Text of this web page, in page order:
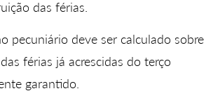
das férias.
pecuniário deve ser calculado sobre
das férias já acrescidas do terço
garantido.